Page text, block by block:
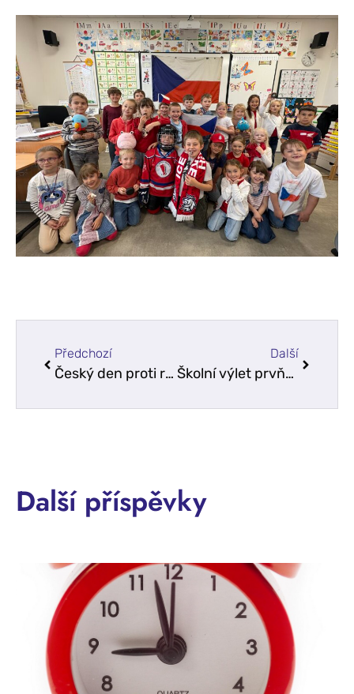
Předchozí
Český den proti rakovině – sbírka 13.5. 2026
Další
Školní výlet prvňáčků – Hodonín
Další příspěvky